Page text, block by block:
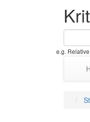
e.g.